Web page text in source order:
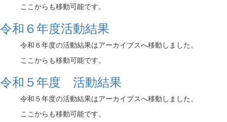
ここからも移動可能です。
令和６年度活動結果
令和６年度の活動結果はアーカイブスへ移動しました。
ここからも移動可能です。
令和５年度 活動結果
令和５年度の活動結果はアーカイブスへ移動しました。
ここからも移動可能です。